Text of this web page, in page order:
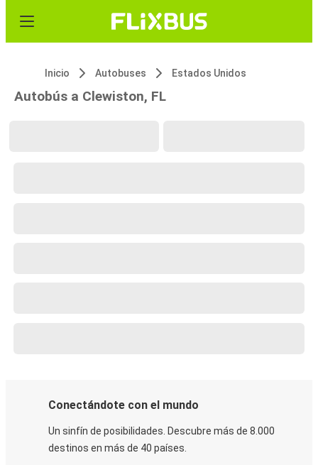
Inicio Autobuses Estados Unidos
Autobús a Clewiston, FL
Conectándote con el mundo
Un sinfín de posibilidades. Descubre más de 8.000
destinos en más de 40 países.